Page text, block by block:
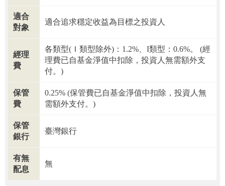
適合
對象
適合追求穩定收益為目標之投資人
經理
費
各類型(Ｉ類型除外)：1.2%、I類型：0.6%。 (經
理費已自基金淨值中扣除，投資人無需額外支
付。)
保管
費
0.25% (保管費已自基金淨值中扣除，投資人無
需額外支付。)
保管
銀行
臺灣銀行
有無
配息
無